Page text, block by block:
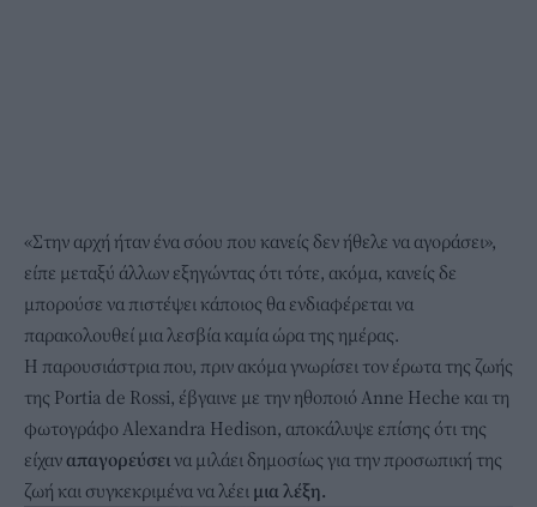
«Στην αρχή ήταν ένα σόου που κανείς δεν ήθελε να αγοράσει»,
είπε μεταξύ άλλων εξηγώντας ότι τότε, ακόμα, κανείς δε
μπορούσε να πιστέψει κάποιος θα ενδιαφέρεται να
παρακολουθεί μια λεσβία καμία ώρα της ημέρας.
Η παρουσιάστρια που, πριν ακόμα γνωρίσει τον έρωτα της ζωής
της Portia de Rossi, έβγαινε με την ηθοποιό Anne Heche και τη
φωτογράφο Alexandra Hedison, αποκάλυψε επίσης ότι της
είχαναπαγορεύσεινα μιλάει δημοσίως για την προσωπική της
ζωή και συγκεκριμένα να λέει μια λέξη.